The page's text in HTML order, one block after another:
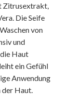
Zitrusextrakt,
Die Seife
von
und
Haut
ein Gefühl
Anwendung
Haut.